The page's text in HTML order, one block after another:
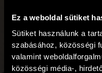
Ez a weboldal sütiket
Sütiket használunk a
szabásához, közösségi
valamint
közösségi média-,